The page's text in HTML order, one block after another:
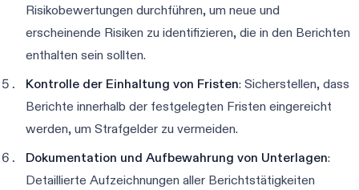
Risikobewertungen durchführen, um neue und
erscheinende Risiken zu identifizieren, die in den Berichten
enthalten sein sollten.
Kontrolle der Einhaltung von Fristen: Sicherstellen, dass
Berichte innerhalb der festgelegten Fristen eingereicht
werden, um Strafgelder zu vermeiden.
Dokumentation und Aufbewahrung von Unterlagen:
Detaillierte Aufzeichnungen aller Berichtstätigkeiten